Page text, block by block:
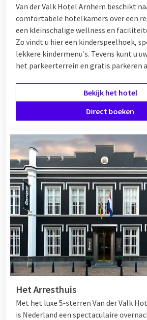
Van der Valk Hotel Arnhem beschikt
comfortabele hotelkamers over een
een kleinschalige wellness en
Zo vindt u hier een kinderspeelhoek,
lekkere kindermenu's. Tevens kunt u
het parkeerterrein en gratis parkeren
Bekijk het hotel
Direct boeken
Het Arresthuis
Met het luxe 5-sterren Van der Valk
is Nederland een spectaculaire